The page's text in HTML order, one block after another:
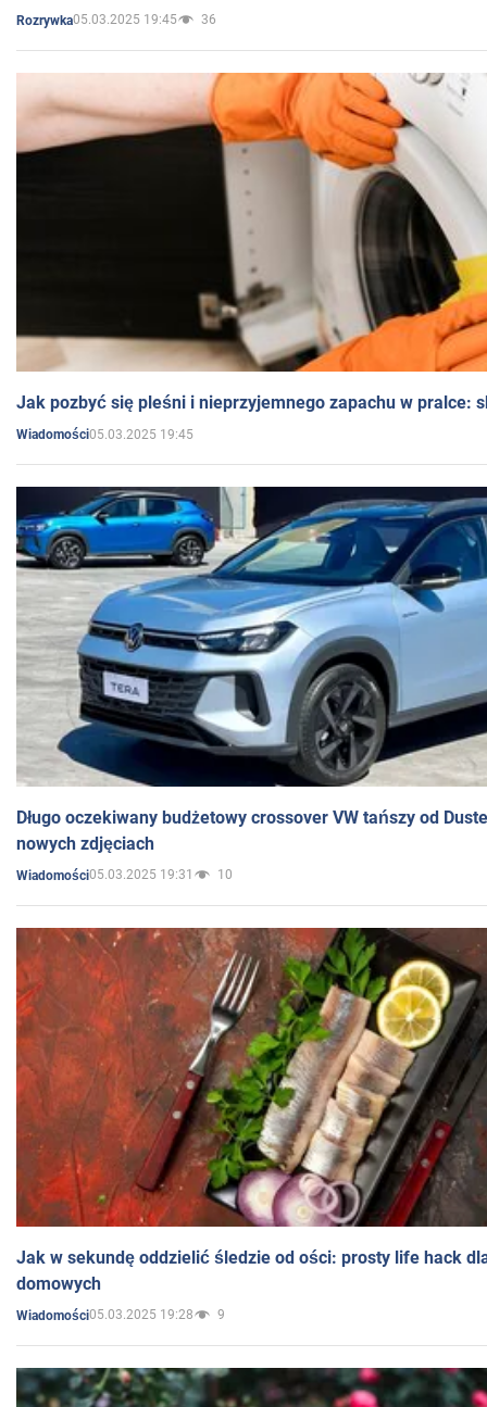
Rozrywka05.03.2025 19:45 36
Jak pozbyć się pleśni i nieprzyjemnego zapachu w pralce:
Wiadomości05.03.2025 19:45
Długo oczekiwany budżetowy crossover VW tańszy od
nowych zdjęciach
Wiadomości05.03.2025 19:31 10
Jak w sekundę oddzielić śledzie od ości: prosty life hack
domowych
Wiadomości05.03.2025 19:28 9